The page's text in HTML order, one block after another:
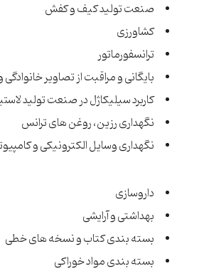
صنعت تولید کیف و کفش
کشاورزی
ترانسفورماتور
بایگانی و مراقبت از تصاویر
کاربرد سیلیکاژل در صنعت تولید
نگهداری رزین، روغن های ترانس
نگهداری وسایل الکترونیکی و
داروسازی
بهداشتی و آرایشی
بسته بندی کتاب و نسخه های خطی
بسته بندی مواد خوراکی